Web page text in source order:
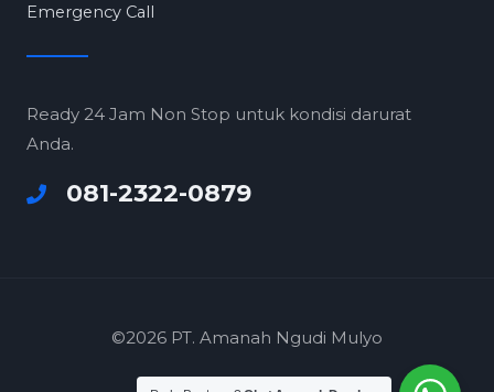
Emergency Call
Ready 24 Jam Non Stop untuk kondisi darurat
Anda.
081-2322-0879
©2026 PT. Amanah Ngudi Mulyo
F I